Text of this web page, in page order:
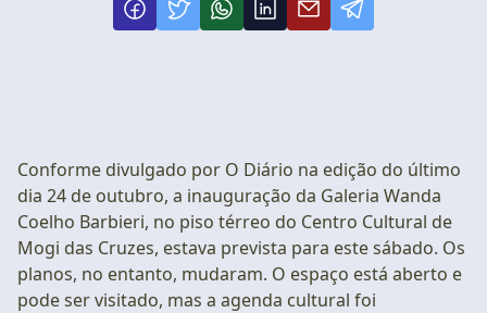
Conforme divulgado por O Diário na edição do último
dia 24 de outubro, a inauguração da Galeria Wanda
Coelho Barbieri, no piso térreo do Centro Cultural de
Mogi das Cruzes, estava prevista para este sábado. Os
planos, no entanto, mudaram. O espaço está aberto e
pode ser visitado, mas a agenda cultural foi